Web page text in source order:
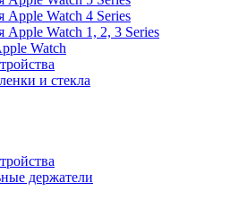
Apple Watch 4 Series
Apple Watch 1, 2, 3 Series
Watch
и стекла
держатели